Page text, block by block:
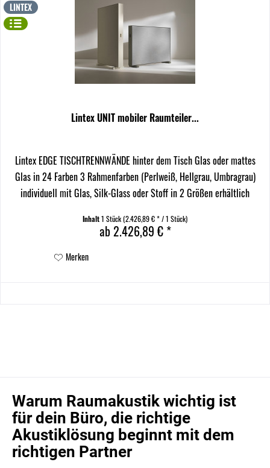
LINTEX
Lintex UNIT mobiler Raumteiler...
Lintex EDGE TISCHTRENNWÄNDE hinter dem Tisch Glas oder mattes
Glas in 24 Farben 3 Rahmenfarben (Perlweiß, Hellgrau, Umbragrau)
individuell mit Glas, Silk-Glass oder Stoff in 2 Größen erhältlich
Inhalt1 Stück(2.426,89 € * / 1 Stück)
ab 2.426,89 € *
Merken
Warum Raumakustik wichtig ist
für dein Büro, die richtige
Akustiklösung beginnt mit dem
richtigen Partner